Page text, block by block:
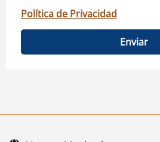
Política de Privacidad
Enviar